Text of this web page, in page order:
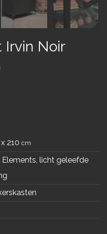
Irvin Noir
210 cm
Elements, licht geleefde